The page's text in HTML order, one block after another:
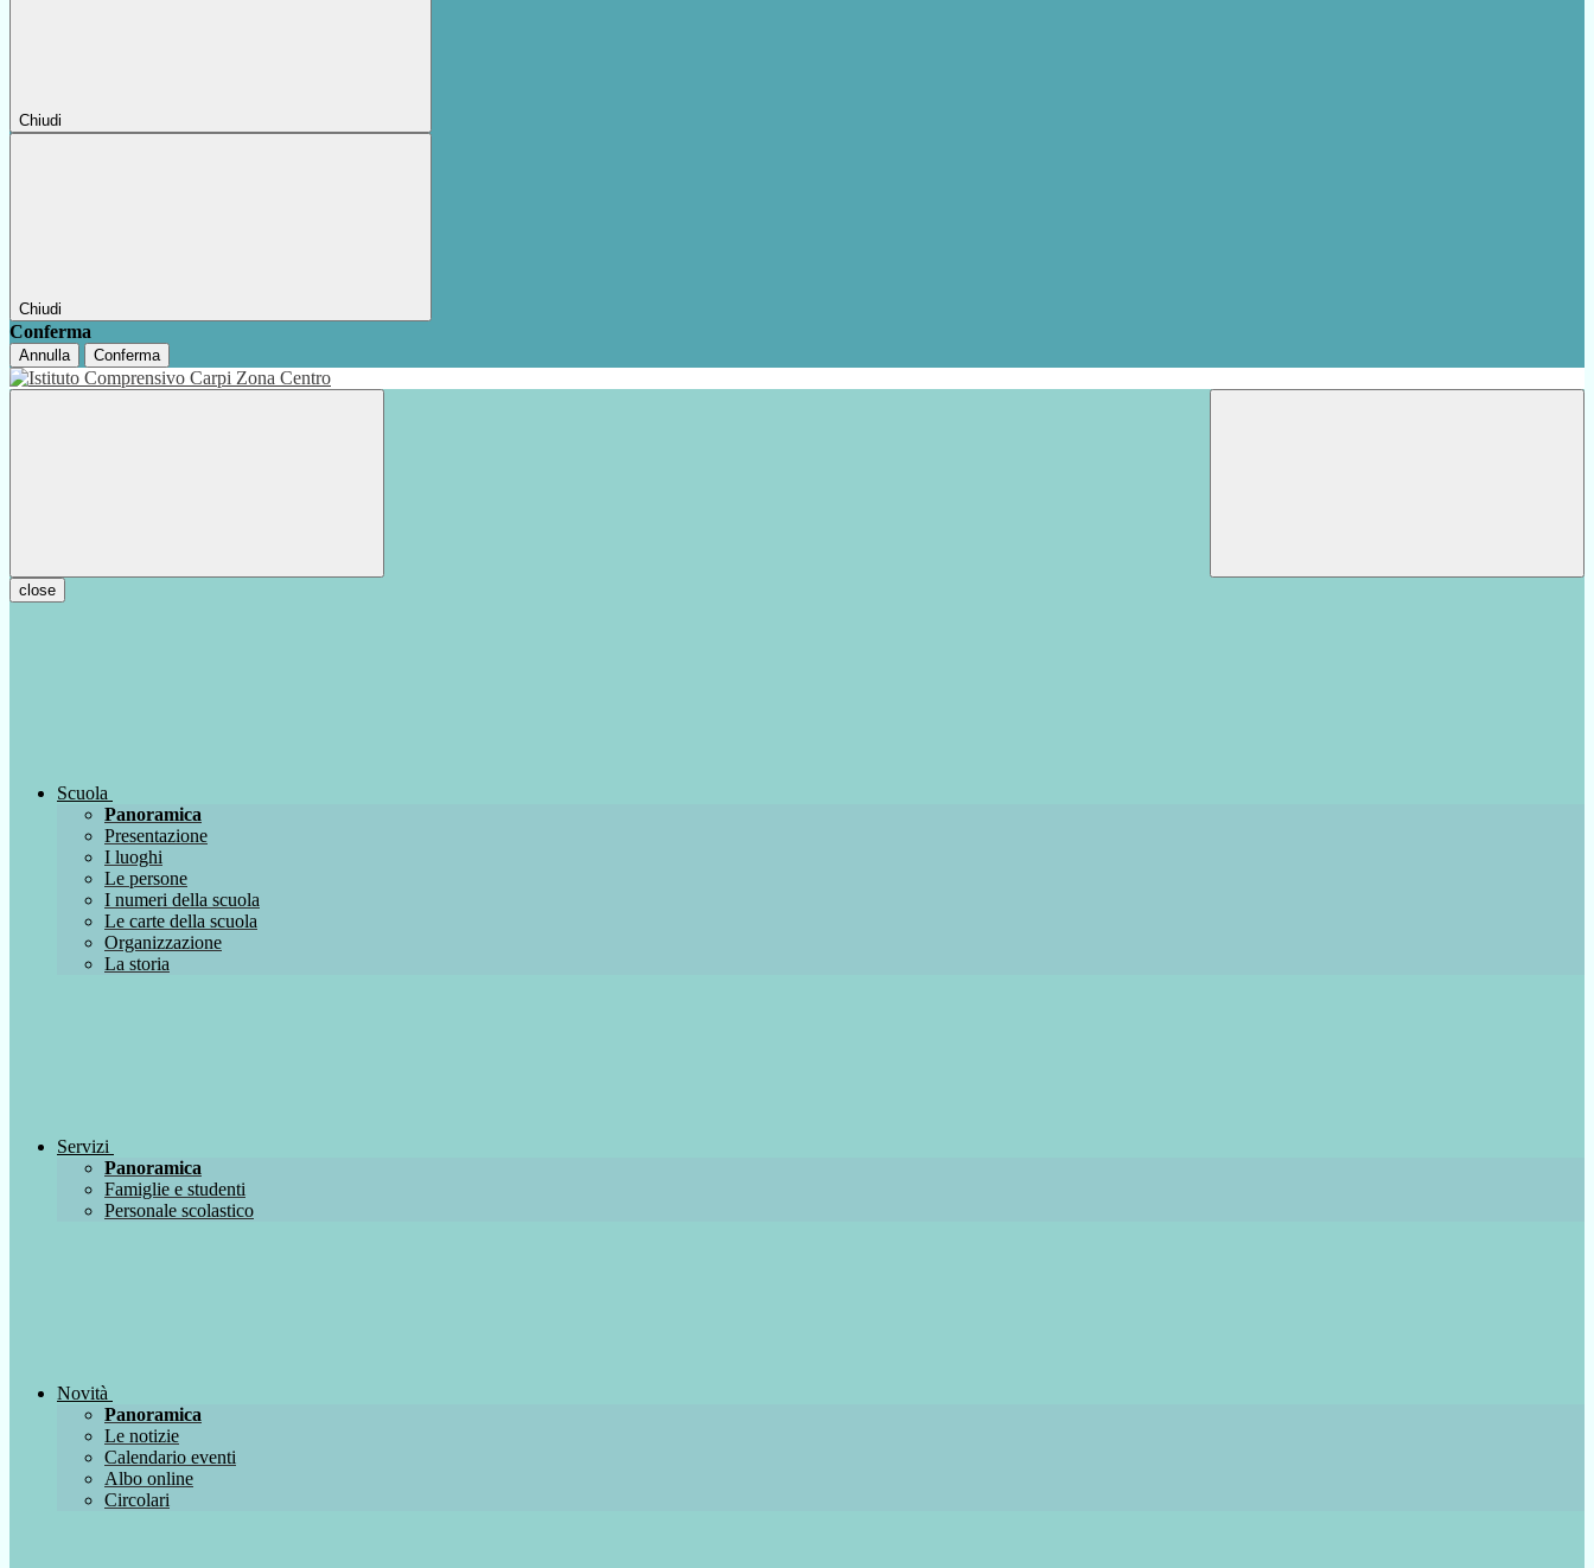
Chiudi
Chiudi
Conferma
Annulla Conferma
close
Scuola
Panoramica
Presentazione
I luoghi
Le persone
I numeri della scuola
Le carte della scuola
Organizzazione
La storia
Servizi
Panoramica
Famiglie e studenti
Personale scolastico
Novità
Panoramica
Le notizie
Calendario eventi
Albo online
Circolari